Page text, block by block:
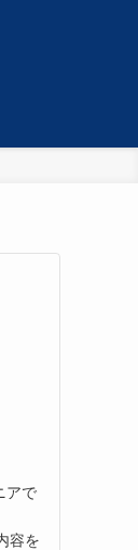
アで
容を